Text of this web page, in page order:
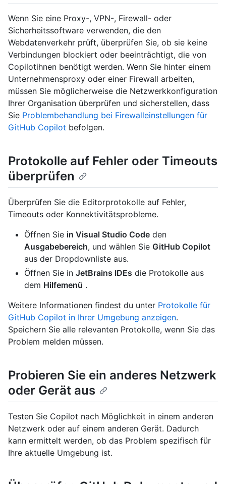
Wenn Sie eine Proxy-, VPN-, Firewall- oder
Sicherheitssoftware verwenden, die den
Webdatenverkehr prüft, überprüfen Sie, ob sie keine
Verbindungen blockiert oder beeinträchtigt, die von
Copilotihnen benötigt werden. Wenn Sie hinter einem
Unternehmensproxy oder einer Firewall arbeiten,
müssen Sie möglicherweise die Netzwerkkonfiguration
Ihrer Organisation überprüfen und sicherstellen, dass
Sie Problembehandlung bei Firewalleinstellungen für
GitHub Copilot befolgen.
Protokolle auf Fehler oder Timeouts
überprüfen
Überprüfen Sie die Editorprotokolle auf Fehler,
Timeouts oder Konnektivitätsprobleme.
Öffnen Sie in Visual Studio Code den
Ausgabebereich, und wählen Sie GitHub Copilot
aus der Dropdownliste aus.
Öffnen Sie in JetBrains IDEs die Protokolle aus
dem Hilfemenü .
Weitere Informationen findest du unter Protokolle für
GitHub Copilot in Ihrer Umgebung anzeigen.
Speichern Sie alle relevanten Protokolle, wenn Sie das
Problem melden müssen.
Probieren Sie ein anderes Netzwerk
oder Gerät aus
Testen Sie Copilot nach Möglichkeit in einem anderen
Netzwerk oder auf einem anderen Gerät. Dadurch
kann ermittelt werden, ob das Problem spezifisch für
Ihre aktuelle Umgebung ist.